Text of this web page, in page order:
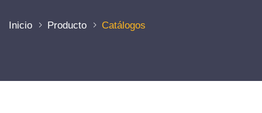
Inicio Producto Catálogos